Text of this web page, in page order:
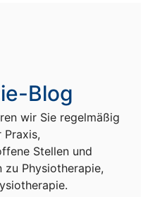
Blog
wir Sie regelmäßig
Praxis,
Stellen und
zu Physiotherapie,